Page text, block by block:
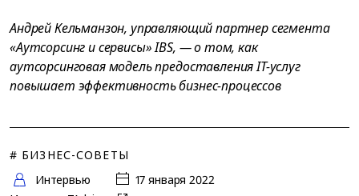
Андрей Кельманзон, управляющий партнер сегмента
«Аутсорсинг и сервисы» IBS, — о том, как
аутсорсинговая модель предоставления IT-услуг
повышает эффективность бизнес-процессов
# БИЗНЕС-СОВЕТЫ
Интервью
17 января 2022